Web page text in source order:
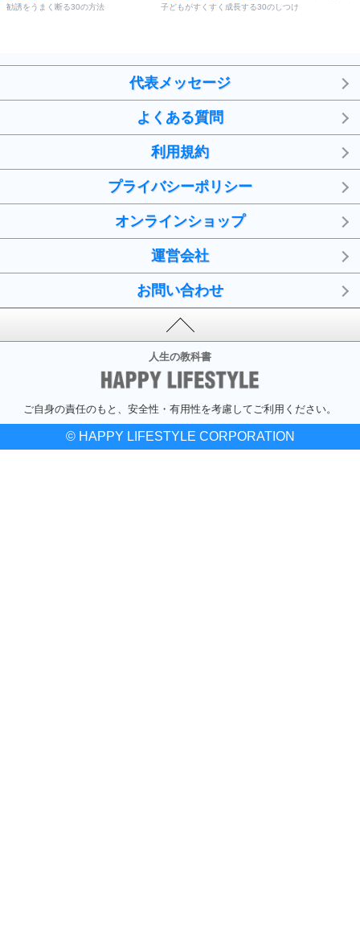
勧誘をうまく断る30の方法 子どもがすくすく成長する30のしつけ
代表メッセージ
よくある質問
利用規約
プライバシーポリシー
オンラインショップ
運営会社
お問い合わせ
人生の教科書
ご自身の責任のもと、安全性・有用性を考慮してご利用ください。
© HAPPY LIFESTYLE CORPORATION